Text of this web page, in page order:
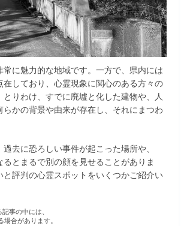
に魅力的な地域です。一方で、県内には
しており、心霊現象に関心のある方々の
りわけ、すでに廃墟と化した建物や、人
かの背景や由来が存在し、それにまつわ
去に恐ろしい事件が起こった場所や、
とまるで別の顔を見せることがありま
評判の心霊スポットをいくつかご紹介い
事の中には、
合があります。